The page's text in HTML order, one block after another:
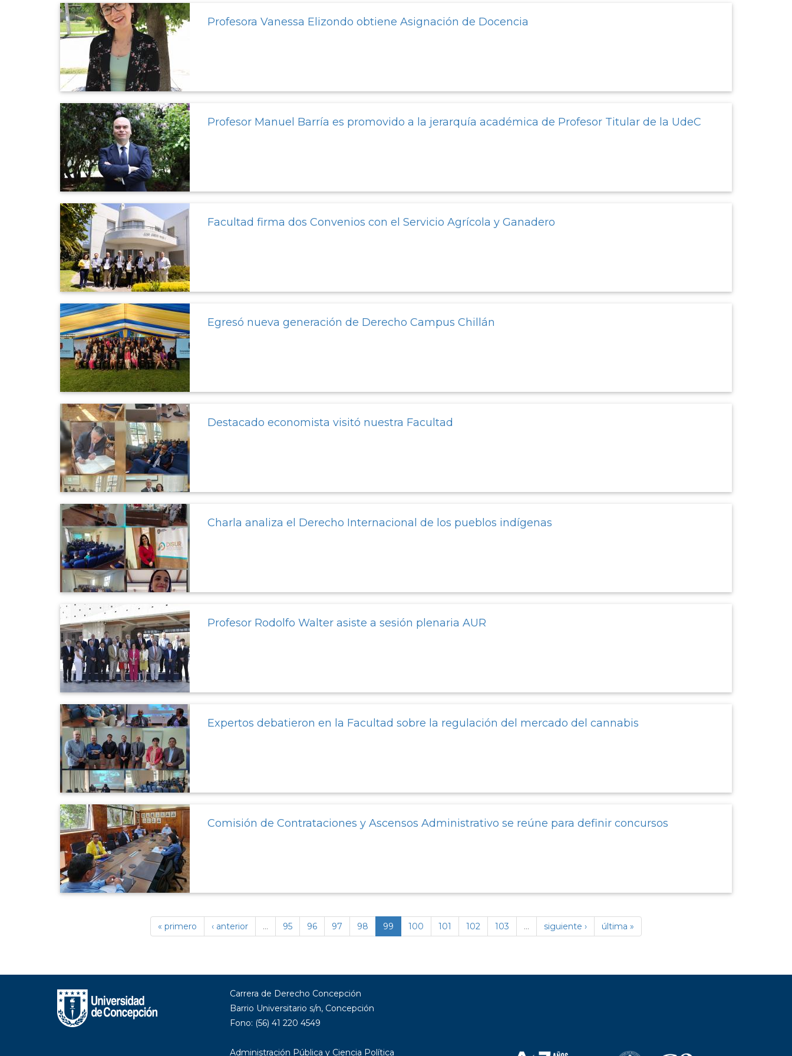
Profesora Vanessa Elizondo obtiene Asignación de Docencia
Profesor Manuel Barría es promovido a la jerarquía académica de Profesor Titular de la UdeC
Facultad firma dos Convenios con el Servicio Agrícola y Ganadero
Egresó nueva generación de Derecho Campus Chillán
Destacado economista visitó nuestra Facultad
Charla analiza el Derecho Internacional de los pueblos indígenas
Profesor Rodolfo Walter asiste a sesión plenaria AUR
Expertos debatieron en la Facultad sobre la regulación del mercado del cannabis
Comisión de Contrataciones y Ascensos Administrativo se reúne para definir concursos
« primero ‹ anterior … 95 96 97 98 99 100 101 102 103 … siguiente › última »
Carrera de Derecho Concepción
Barrio Universitario s/n, Concepción
Fono: (56) 41 220 4549
Administración Pública y Ciencia Política